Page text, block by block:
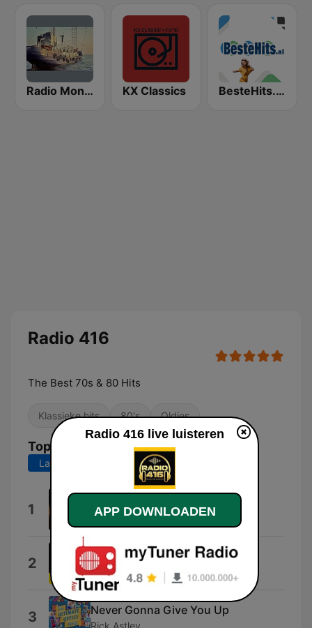
Radio Monique 963 KX Classics BesteHits.nl Hollands
Radio 416
The Best 70s & 80 Hits
Klassieke hits 80's Oldies
Top nummers
Laatste 7 dagen Laatste 30 dagen
1 70s 80s Dance Hits
2 Kids In America
Kim Wilde
3 Never Gonna Give You Up
Rick Astley
Radio 416 live luisteren
APP DOWNLOADEN